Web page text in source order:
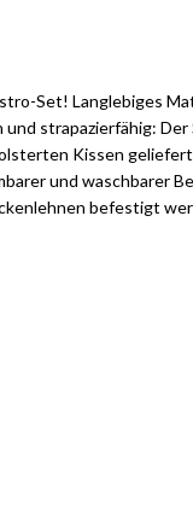
Set! Langlebiges
strapazierfähig:
Kissen
und waschbarer
befestigt